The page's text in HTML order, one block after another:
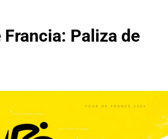
Paliza de